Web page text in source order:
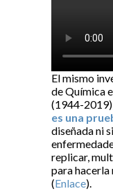
El mismo
de Química
(1944-
es una
diseñada ni
replicar,
para hacerla
(Enlace).